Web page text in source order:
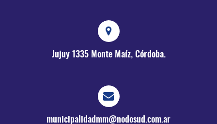
Jujuy 1335 Monte Maíz, Córdoba.
municipalidadmm@nodosud.com.ar